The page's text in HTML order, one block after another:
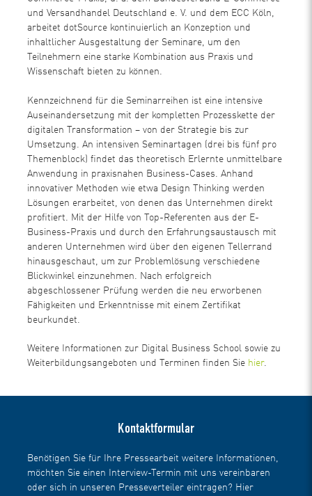
und Versandhandel Deutschland e. V. und dem ECC Köln,
arbeitet dotSource kontinuierlich an Konzeption und
inhaltlicher Ausgestaltung der Seminare, um den
Teilnehmern eine starke Kombination aus Praxis und
Wissenschaft bieten zu können.
Kennzeichnend für die Seminarreihen ist eine intensive
Auseinandersetzung mit der kompletten Prozesskette der
digitalen Transformation – von der Strategie bis zur
Umsetzung. An intensiven Seminartagen (drei bis fünf pro
Themenblock) findet das theoretisch Erlernte unmittelbare
Anwendung in praxisnahen Business-Cases. Anhand
innovativer Methoden wie etwa Design Thinking werden
Lösungen erarbeitet, von denen das Unternehmen direkt
profitiert. Mit der Hilfe von Top-Referenten aus der E-
Business-Praxis und durch den Erfahrungsaustausch mit
anderen Unternehmen wird über den eigenen Tellerrand
hinausgeschaut, um zur Problemlösung verschiedene
Blickwinkel einzunehmen. Nach erfolgreich
abgeschlossener Prüfung werden die neu erworbenen
Fähigkeiten und Erkenntnisse mit einem Zertifikat
beurkundet.
Weitere Informationen zur Digital Business School sowie zu
Weiterbildungsangeboten und Terminen finden Sie hier.
Kontaktformular
Benötigen Sie für Ihre Pressearbeit weitere Informationen,
möchten Sie einen Interview-Termin mit uns vereinbaren
oder sich in unseren Presseverteiler eintragen? Hier